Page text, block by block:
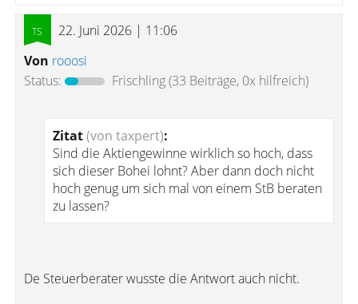
22. Juni 2026 | 11:06
Von rooosi
Status:
Frischling(33 Beiträge, 0x hilfreich)
Zitat(von taxpert):
Sind die Aktiengewinne wirklich so hoch, dass
sich dieser Bohei lohnt? Aber dann doch nicht
hoch genug um sich mal von einem StB beraten
zu lassen?
De Steuerberater wusste die Antwort auch nicht.